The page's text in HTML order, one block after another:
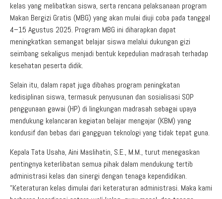
kelas yang melibatkan siswa, serta rencana pelaksanaan program
Makan Bergizi Gratis (MBG) yang akan mulai diuji coba pada tanggal
4–15 Agustus 2025. Program MBG ini diharapkan dapat
meningkatkan semangat belajar siswa melalui dukungan gizi
seimbang sekaligus menjadi bentuk kepedulian madrasah terhadap
kesehatan peserta didik.
Selain itu, dalam rapat juga dibahas program peningkatan
kedisiplinan siswa, termasuk penyusunan dan sosialisasi SOP
penggunaan gawai (HP) di lingkungan madrasah sebagai upaya
mendukung kelancaran kegiatan belajar mengajar (KBM) yang
kondusif dan bebas dari gangguan teknologi yang tidak tepat guna.
Kepala Tata Usaha, Aini Maslihatin, S.E., M.M., turut menegaskan
pentingnya keterlibatan semua pihak dalam mendukung tertib
administrasi kelas dan sinergi dengan tenaga kependidikan.
“Keteraturan kelas dimulai dari keteraturan administrasi. Maka kami